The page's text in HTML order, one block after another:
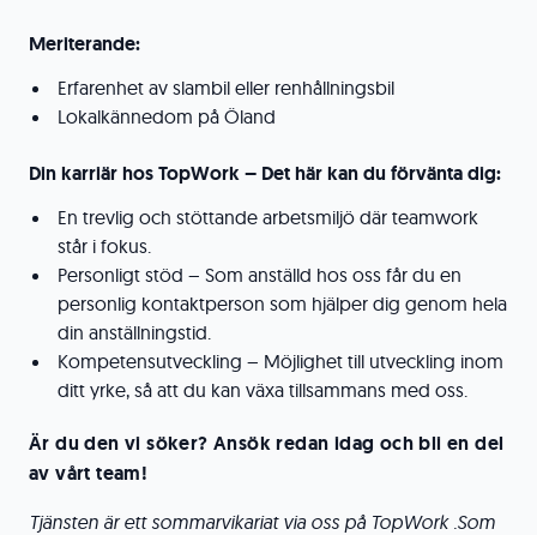
Meriterande:
Erfarenhet av slambil eller renhållningsbil
Lokalkännedom på Öland
Din karriär hos TopWork – Det här kan du förvänta dig:
En trevlig och stöttande arbetsmiljö där teamwork
står i fokus.
Personligt stöd – Som anställd hos oss får du en
personlig kontaktperson som hjälper dig genom hela
din anställningstid.
Kompetensutveckling – Möjlighet till utveckling inom
ditt yrke, så att du kan växa tillsammans med oss.
Är du den vi söker? Ansök redan idag och bli en del
av vårt team!
Tjänsten är ett sommarvikariat via oss på TopWork .Som